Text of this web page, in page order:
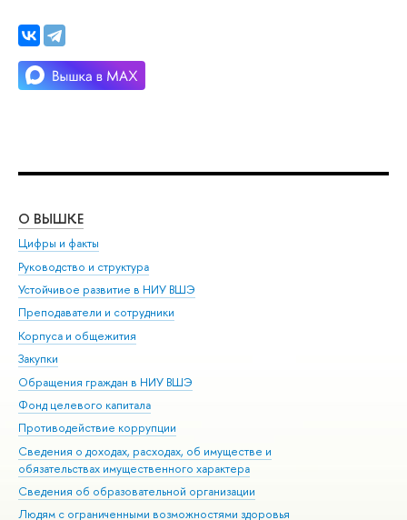
О ВЫШКЕ
Цифры и факты
Руководство и структура
Устойчивое развитие в НИУ ВШЭ
Преподаватели и сотрудники
Корпуса и общежития
Закупки
Обращения граждан в НИУ ВШЭ
Фонд целевого капитала
Противодействие коррупции
Сведения о доходах, расходах, об имуществе и
обязательствах имущественного характера
Сведения об образовательной организации
Людям с ограниченными возможностями здоровья